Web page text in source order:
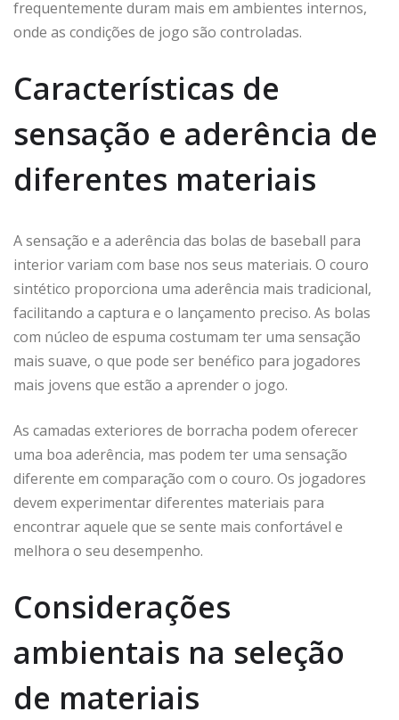
frequentemente duram mais em ambientes internos,
onde as condições de jogo são controladas.
Características de
sensação e aderência de
diferentes materiais
A sensação e a aderência das bolas de baseball para
interior variam com base nos seus materiais. O couro
sintético proporciona uma aderência mais tradicional,
facilitando a captura e o lançamento preciso. As bolas
com núcleo de espuma costumam ter uma sensação
mais suave, o que pode ser benéfico para jogadores
mais jovens que estão a aprender o jogo.
As camadas exteriores de borracha podem oferecer
uma boa aderência, mas podem ter uma sensação
diferente em comparação com o couro. Os jogadores
devem experimentar diferentes materiais para
encontrar aquele que se sente mais confortável e
melhora o seu desempenho.
Considerações
ambientais na seleção
de materiais